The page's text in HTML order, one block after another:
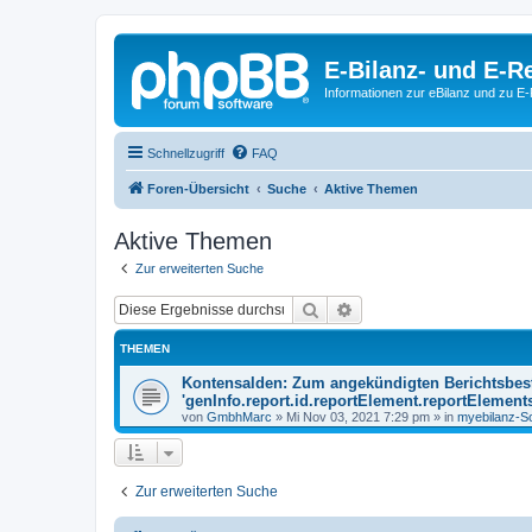
E-Bilanz- und E-
Informationen zur eBilanz und zu
Schnellzugriff FAQ
Foren-Übersicht Suche Aktive Themen
Aktive Themen
Zur erweiterten Suche
Suche
THEMEN
Kontensalden: Zum angekündigten
von GmbhMarc » Mi Nov 03, 2021 7:29 pm » in myebilanz-
Zur erweiterten Suche